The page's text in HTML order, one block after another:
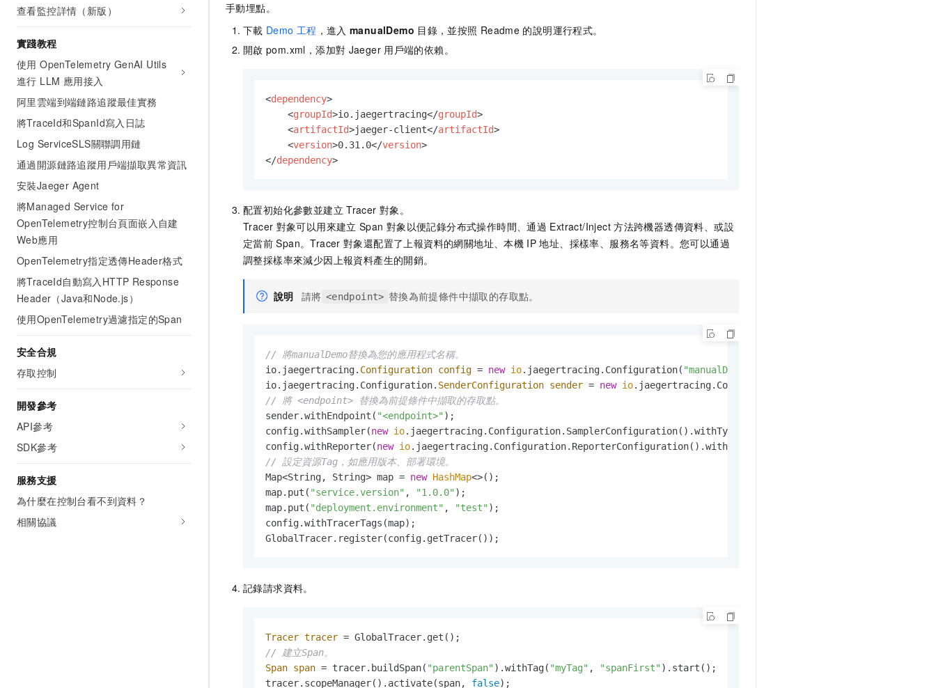
查看監控詳情（新版）
實踐教程
使用 OpenTelemetry GenAI Utils
進行 LLM 應用接入
阿里雲端到端鏈路追蹤最佳實務
將TraceId和SpanId寫入日誌
Log ServiceSLS關聯調用鏈
通過開源鏈路追蹤用戶端擷取異常資訊
安裝Jaeger Agent
將Managed Service for
OpenTelemetry控制台頁面嵌入自建
Web應用
OpenTelemetry指定透傳Header格式
將TraceId自動寫入HTTP Response
Header（Java和Node.js）
使用OpenTelemetry過濾指定的Span
安全合規
存取控制
開發參考
API參考
SDK參考
服務支援
為什麼在控制台看不到資料？
相關協議
手動埋點。
下載 Demo 工程 ，進入 manualDemo 目錄，並按照 Readme 的說明運行程式。
開啟 pom.xml，添加對 Jaeger 用戶端的依賴。
<dependency>
<groupId>io.jaegertracing</groupId>
<artifactId>jaeger-client</artifactId>
<version>0.31.0</version>
</dependency>
配置初始化參數並建立 Tracer 對象。
Tracer 對象可以用來建立 Span 對象以便記錄分布式操作時間、通過 Extract/Inject 方法跨機器透傳資料、或設
定當前 Span。Tracer 對象還配置了上報資料的網關地址、本機 IP 地址、採樣率、服務名等資料。您可以通過
調整採樣率來減少因上報資料產生的開銷。
說明 請將 <endpoint> 替換為前提條件中擷取的存取點。
// 將manualDemo替換為您的應用程式名稱。
io.jaegertracing. Configuration config = new io.jaegertracing.Configuration( "manualDemo"
io.jaegertracing.Configuration. SenderConfiguration sender = new io
// 將 <endpoint> 替換為前提條件中擷取的存取點。
sender.withEndpoint( "<endpoint>" );
config.withSampler(new io.jaegertracing.Configuration.SamplerConfiguration().withType(
config.withReporter(new io.jaegertracing.Configuration.ReporterConfiguration().withSender(sender).withMaxQueueSize(
// 設定資源Tag，如應用版本、部署環境。
Map<String, String> map = new HashMap<>();
map.put( "service.version" , "1.0.0" );
map.put( "deployment.environment" , "test" );
config.withTracerTags(map);
GlobalTracer.register(config.getTracer());
記錄請求資料。
Tracer tracer =
// 建立Span。
Span span = tracer.buildSpan( "parentSpan" ).withTag( "myTag" , "spanFirst" ).start();
tracer.scopeManager().activate(span, false);